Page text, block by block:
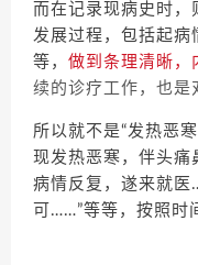
而在记录现病史时，
发展过程，包括起病
等， 做到条理清晰，
续的诊疗工作，也是
所以就不是“发热恶
现发热恶寒，伴头痛
病情反复，遂来就
可……”等等，按照时